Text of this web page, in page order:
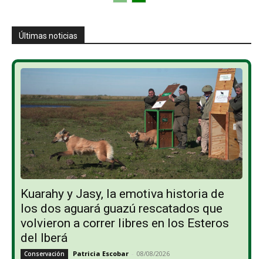
Últimas noticias
Kuarahy y Jasy, la emotiva historia de
los dos aguará guazú rescatados que
volvieron a correr libres en los Esteros
del Iberá
Conservación Patricia Escobar - 08/08/2026